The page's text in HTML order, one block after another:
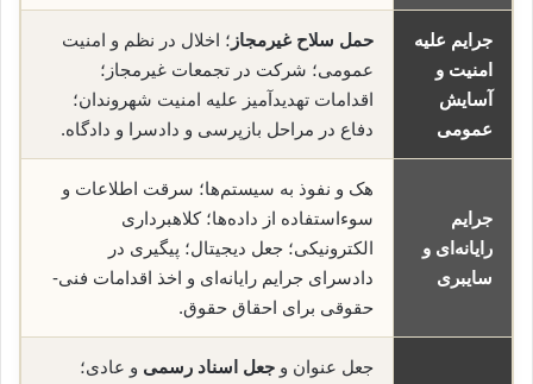
جرایم علیه
امنیت و
آسایش
عمومی
حمل سلاح غیرمجاز ؛ اخلال در نظم و امنیت
عمومی؛ شرکت در تجمعات غیرمجاز؛
اقدامات تهدیدآمیز علیه امنیت شهروندان؛
دفاع در مراحل بازپرسی و دادسرا و دادگاه.
جرایم
رایانه‌ای و
سایبری
هک و نفوذ به سیستم‌ها؛ سرقت اطلاعات و
سوء‌استفاده از داده‌ها؛ کلاهبرداری
الکترونیکی؛ جعل دیجیتال؛ پیگیری در
دادسرای جرایم رایانه‌ای و اخذ اقدامات فنی-
حقوقی برای احقاق حقوق.
جعل عنوان و جعل اسناد رسمی و عادی؛